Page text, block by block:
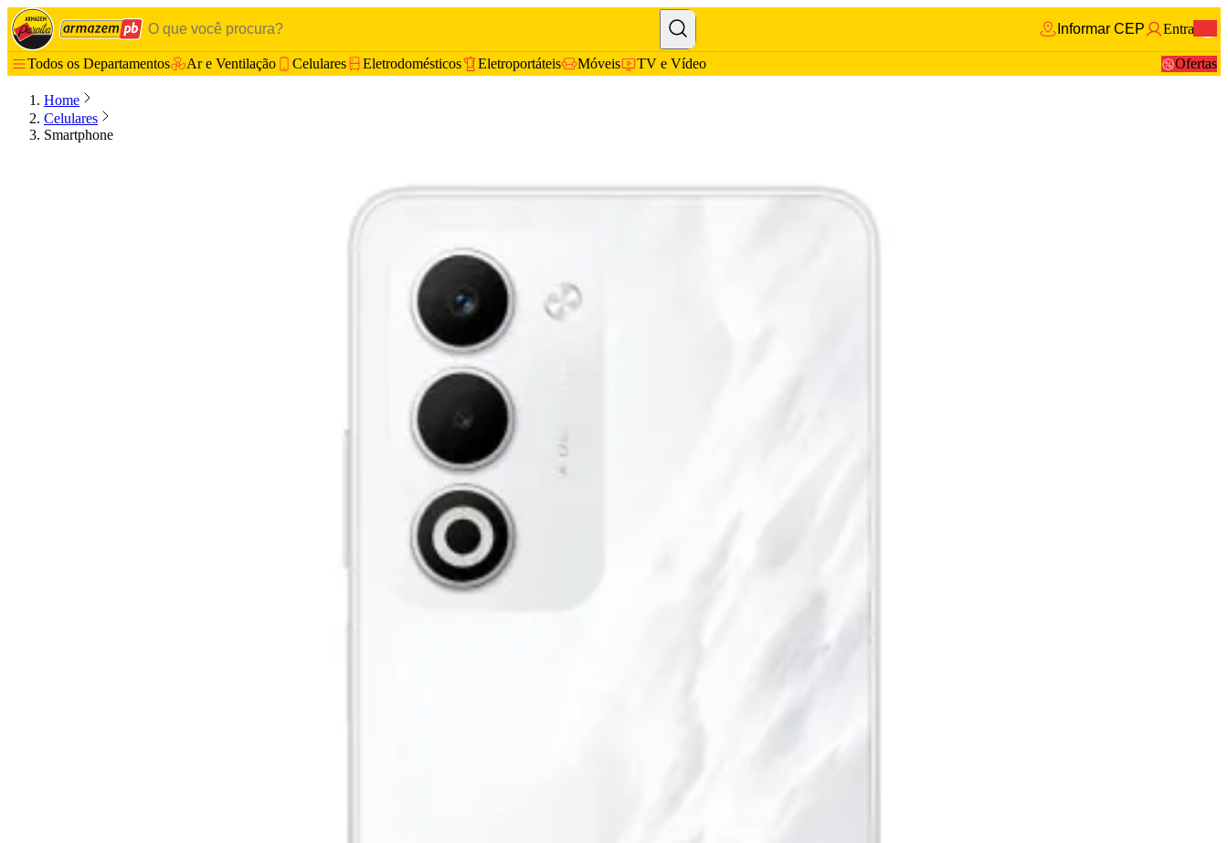
Informar CEP Entrar
Todos os Departamentos Ar e Ventilação Celulares Eletrodomésticos Eletroportáteis Móveis TV e Vídeo Ofertas
Home
Celulares
Smartphone